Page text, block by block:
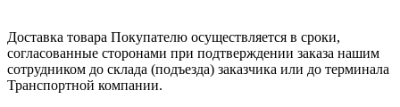
Доставка товара Покупателю осуществляется в сроки,
согласованные сторонами при подтверждении заказа нашим
сотрудником до склада (подъезда) заказчика или до терминала
Транспортной компании.